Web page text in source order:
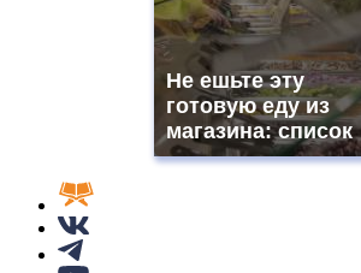
Не ешьте эту
готовую еду из
магазина: список